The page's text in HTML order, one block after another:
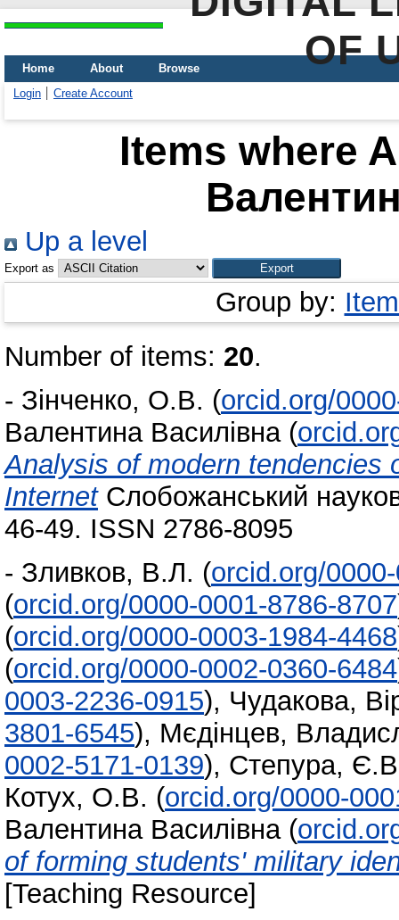
OF
Home About
Browse
Login
Create Account
Items where
Up a level
Export as
Group by:
Number of items: 20.
- Зінченко, О.В. (orcid.org/
Валентина Василівна (
Analysis of modern tendencies
InternetСлобожанський
46-49. ISSN 2786-8095
- Зливков, В.Л. (orcid.org/
(orcid.org/0000-0001-8786-8707
(orcid.org/0000-0003-1984-4468
(orcid.org/0000-0002-0360-6484
0003-2236-0915), Чудакова,
3801-6545), Мєдінцев,
0002-5171-0139), Степура,
Котух, О.В. (orcid.org/0000-
Валентина Василівна (
of forming students' military
[Teaching Resource]